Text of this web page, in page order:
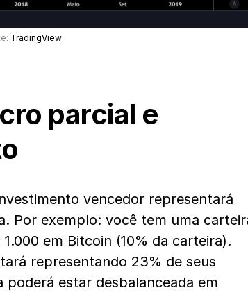
TradingView
parcial e
vencedor representará
Por exemplo: você tem uma
em Bitcoin (10% da carteira).
representando 23% de seus
estar desbalanceada em